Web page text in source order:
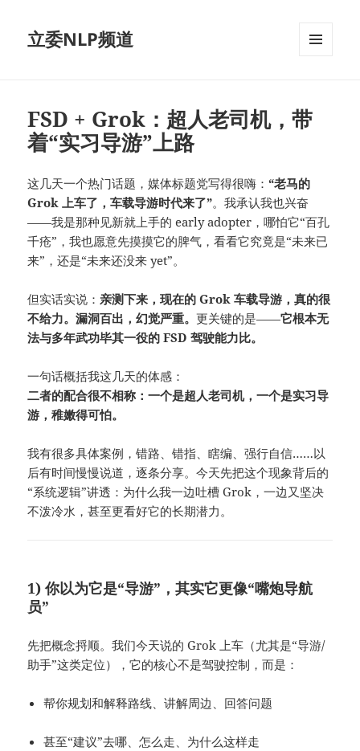
立委NLP频道
FSD + Grok：超人老司机，带
着“实习导游”上路
这几天一个热门话题，媒体标题党写得很嗨：“老马的
Grok 上车了，车载导游时代来了”。我承认我也兴奋
——我是那种见新就上手的 early adopter，哪怕它“百孔
千疮”，我也愿意先摸摸它的脾气，看看它究竟是“未来已
来”，还是“未来还没来 yet”。
但实话实说：亲测下来，现在的 Grok 车载导游，真的很
不给力。漏洞百出，幻觉严重。更关键的是——它根本无
法与多年武功毕其一役的 FSD 驾驶能力比。
一句话概括我这几天的体感：
二者的配合很不相称：一个是超人老司机，一个是实习导
游，稚嫩得可怕。
我有很多具体案例，错路、错指、瞎编、强行自信……以
后有时间慢慢说道，逐条分享。今天先把这个现象背后的
“系统逻辑”讲透：为什么我一边吐槽 Grok，一边又坚决
不泼冷水，甚至更看好它的长期潜力。
1) 你以为它是“导游”，其实它更像“嘴炮导航
员”
先把概念捋顺。我们今天说的 Grok 上车（尤其是“导游/
助手”这类定位），它的核心不是驾驶控制，而是：
帮你规划和解释路线、讲解周边、回答问题
甚至“建议”去哪、怎么走、为什么这样走